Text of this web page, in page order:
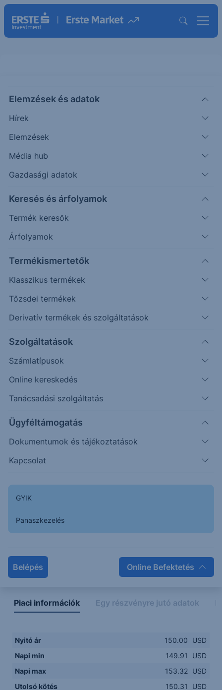
Elemzések és adatok
Hírek
Elemzések
Média hub
Gazdasági adatok
Keresés és árfolyamok
Termék keresők
Árfolyamok
Termékismertetők
Klasszikus termékek
Tőzsdei termékek
Derivatív termékek és szolgáltatások
Szolgáltatások
Számlatípusok
Online kereskedés
Tanácsadási szolgáltatás
Ügyféltámogatás
Dokumentumok és tájékoztatások
Kapcsolat
GYIK
Panaszkezelés
Belépés Online Befektetés
ICE(USA)
Intercontinental Exchange Ord
Shs
150.31
Időpont: 26.08.07. 22:00
További információk kérése
Erste Market Pro belépés
149.00
150.00
151.00
153.00
Napon belüli Historikus
Legfontosabb adatok
Piaci információk Egy részvényre jutó adatok
Nyitó ár 150.00
USD
Napi min
149.91
USD
Napi max
153.32 USD
Utolsó kötés
150.31
USD